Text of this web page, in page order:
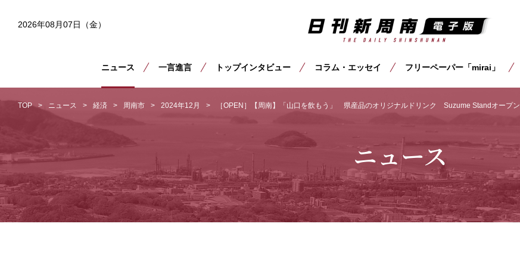
2026年08月07日（金）
ニュース 一言進言 トップインタビュー コラム・エッセイ フリーペーパー「mirai」
TOP ニュース 経済 周南市 2024年12月 ［OPEN］【周南】「山口を飲もう」 県産品のオリジナルドリンク Suzume Standオープン
ニュース